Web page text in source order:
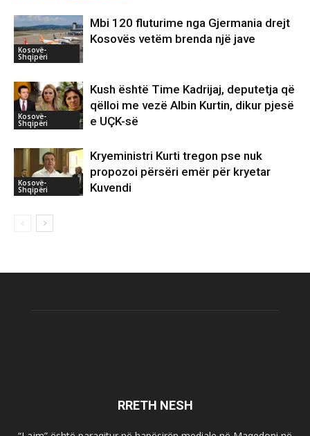
Kosovë-
Shqipëri
Mbi 120 fluturime nga Gjermania drejt
Kosovës vetëm brenda një jave
Kosovë-
Shqipëri
Kush është Time Kadrijaj, deputetja që
qëlloi me vezë Albin Kurtin, dikur pjesë
e UÇK-së
Kosovë-
Shqipëri
Kryeministri Kurti tregon pse nuk
propozoi përsëri emër për kryetar
Kuvendi
RRETH NESH